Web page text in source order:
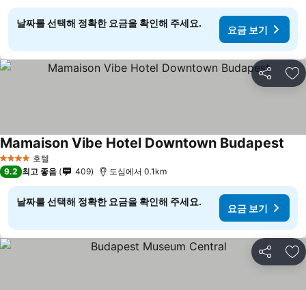
날짜를 선택해 정확한 요금을 확인해 주세요.
요금 보기
공유 즐
4 성급 호텔
Mamaison Vibe Hotel Downtown Budapest
9.2 최고 좋음 409 도심에서 0.1km
날짜를 선택해 정확한 요금을 확인해 주세요.
요금 보기
공유 즐